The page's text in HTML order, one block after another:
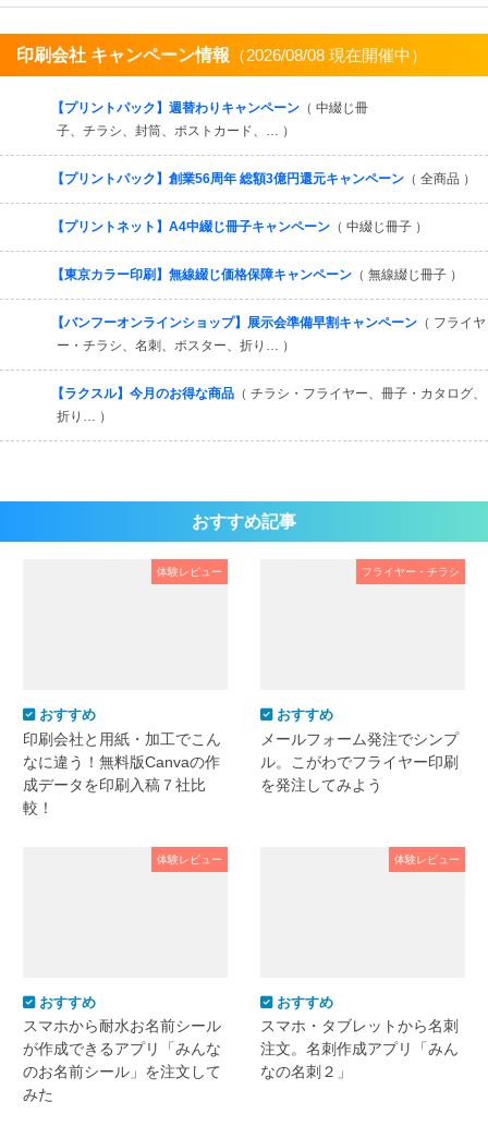
印刷会社 キャンペーン情報 （2026/08/08 現在開催中）
【プリントパック】週替わりキャンペーン （ 中綴じ冊
子、チラシ、封筒、ポストカード、… ）
【プリントパック】創業56周年 総額3億円還元キャンペーン （ 全商品 ）
【プリントネット】A4中綴じ冊子キャンペーン （ 中綴じ冊子 ）
【東京カラー印刷】無線綴じ価格保障キャンペーン （ 無線綴じ冊子 ）
【バンフーオンラインショップ】展示会準備早割キャンペーン （ フライヤ
ー・チラシ、名刺、ポスター、折り… ）
【ラクスル】今月のお得な商品 （ チラシ・フライヤー、冊子・カタログ、
折り… ）
おすすめ記事
体験レビュー
おすすめ
印刷会社と用紙・加工でこん
なに違う！無料版Canvaの作
成データを印刷入稿７社比
較！
フライヤー・チラシ
おすすめ
メールフォーム発注でシンプ
ル。こがわでフライヤー印刷
を発注してみよう
体験レビュー
おすすめ
スマホから耐水お名前シール
が作成できるアプリ「みんな
のお名前シール」を注文して
みた
体験レビュー
おすすめ
スマホ・タブレットから名刺
注文。名刺作成アプリ「みん
なの名刺２」